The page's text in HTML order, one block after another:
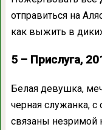
отправиться на
как выжить в
5 – Прислуга,
Белая девушка,
черная служанка,
связаны незримой